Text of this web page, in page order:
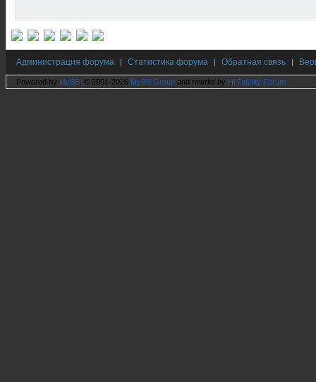
Администрация форума | Статистика форума | Обратная связь |
Powered by MyBB , © 2001-2026 MyBB Group and rewrite by Hi Fidelity Forum